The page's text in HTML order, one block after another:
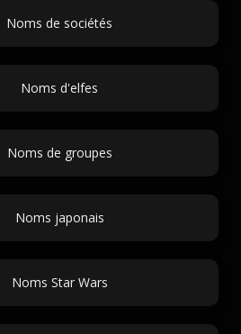
Noms de sociétés
Noms d'elfes
Noms de groupes
Noms japonais
Noms Star Wars